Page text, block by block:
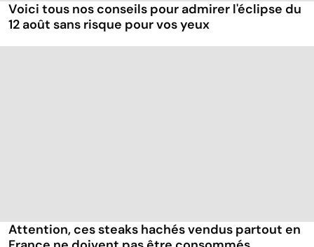
Voici tous nos conseils pour admirer l'éclipse du
12 août sans risque pour vos yeux
Attention, ces steaks hachés vendus partout en